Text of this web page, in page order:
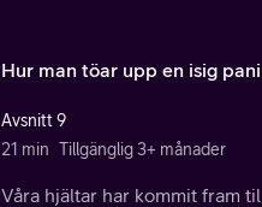
Hur man töar upp en isig
Avsnitt 9
21 min Tillgänglig 3+ månader
Våra hjältar har kommit fram